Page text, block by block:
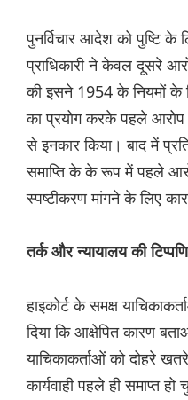
पुनर्विचार आदेश को पुष्टि
प्राधिकारी ने केवल दूसरे
की इसने 1954 के नियमों के
का प्रयोग करके पहले
से इनकार किया। बाद में
समाप्ति के के रूप में पहले
स्पष्टीकरण मांगने के लिए
तर्क और न्यायालय की
हाइकोर्ट के समक्ष
दिया कि आक्षेपित कारण
याचिकाकर्ताओं को दोहरे
कार्यवाही पहले ही समाप्त